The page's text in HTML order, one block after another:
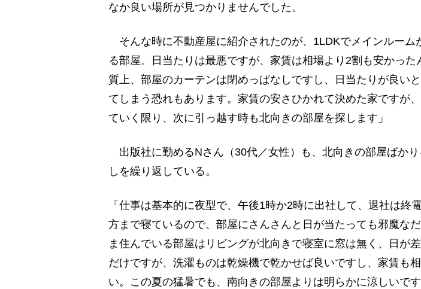
なか良い場所が見つかりませんでした。
そんな時に不動産屋に紹介されたのが、1LDKでメインルーム
る部屋。日当たりは最悪ですが、家賃は相場より2割も安かった
質上、部屋のカーテンは閉めっぱなしですし、日当たりが良い
てしまう恐れもあります。家賃の安さひかれて決めた家ですが
ていく限り、次に引っ越す時も北向きの部屋を探します」
出版社に勤めるNさん（30代／女性）も、北向きの部屋ばか
しを繰り返している。
「仕事は基本的に夜型で、午後1時か2時に出社して、退社は終
方まで寝ているので、部屋にさんさんと日が当たっても邪魔な
ま住んでいる部屋はリビングが北向きで寝室に窓は無く、日が
だけですが、洗濯ものは乾燥機で乾かせば良いですし、家賃も
い。この夏の猛暑でも、南向きの部屋よりは明らかに涼しいです